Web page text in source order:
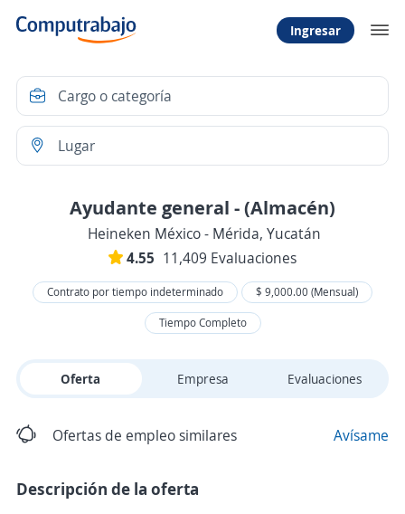
Ingresar
Ayudante general - (Almacén)
Heineken México - Mérida, Yucatán
4.55 11,409 Evaluaciones
Contrato por tiempo indeterminado
$ 9,000.00 (Mensual)
Tiempo Completo
Oferta Empresa Evaluaciones
Ofertas de empleo similares Avísame
Descripción de la oferta